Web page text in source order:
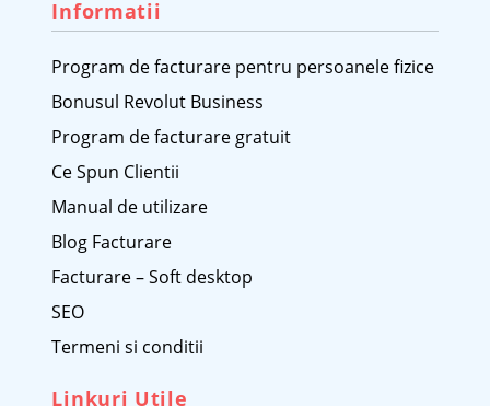
Informatii
Program de facturare pentru persoanele fizice
Bonusul Revolut Business
Program de facturare gratuit
Ce Spun Clientii
Manual de utilizare
Blog Facturare
Facturare – Soft desktop
SEO
Termeni si conditii
Linkuri Utile